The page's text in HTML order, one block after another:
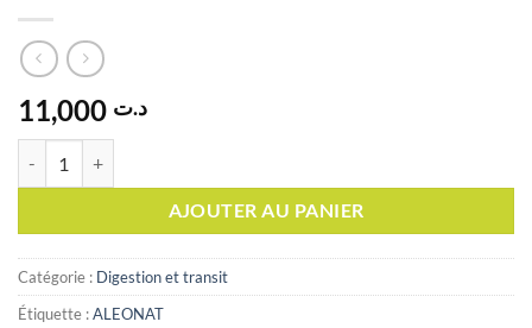
د.ت
AJOUTER AU PANIER
Catégorie : Digestion et transit
Étiquette :ALEONAT